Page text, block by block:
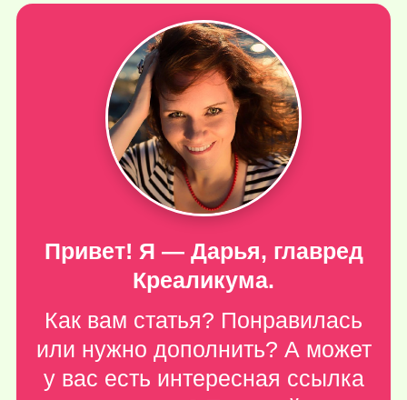
Привет! Я — Дарья, главред
Креаликума.
Как вам статья? Понравилась
или нужно дополнить? А может
у вас есть интересная ссылка